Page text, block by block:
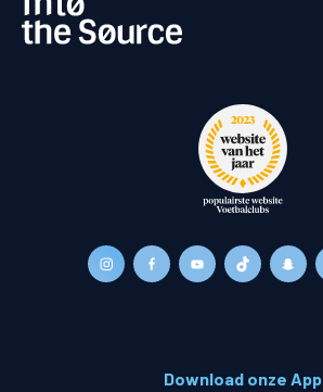
Download onze App